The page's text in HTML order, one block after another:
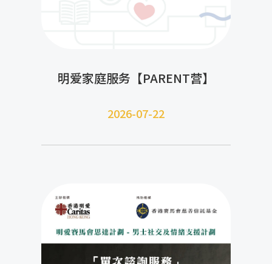
明爱家庭服务【PARENT营】
2026-07-22